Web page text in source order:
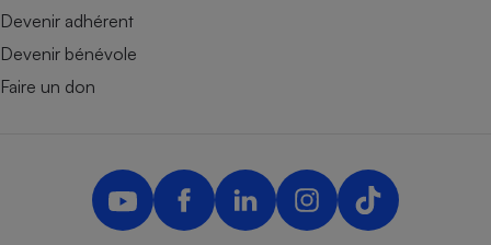
Devenir adhérent
Devenir bénévole
Faire un don